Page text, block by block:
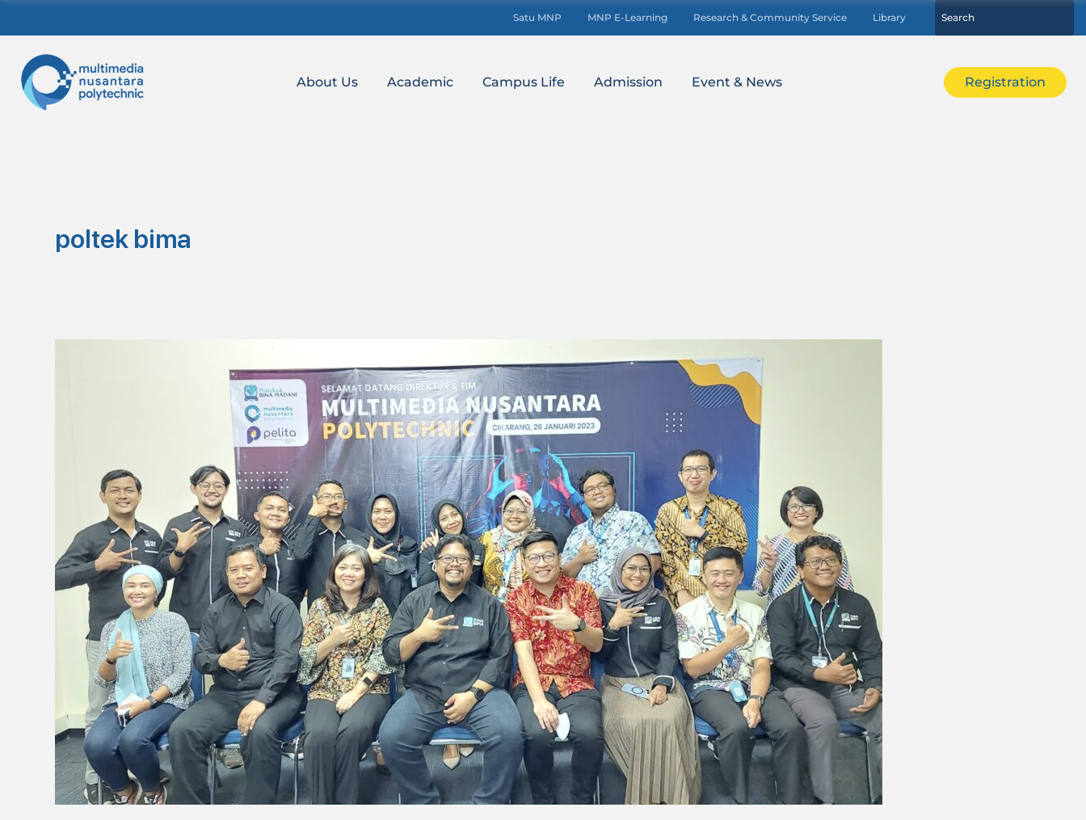
Satu MNP MNP E-Learning Research & Community Service Library
About Us Academic Campus Life Admission Event & News Registration
poltek bima